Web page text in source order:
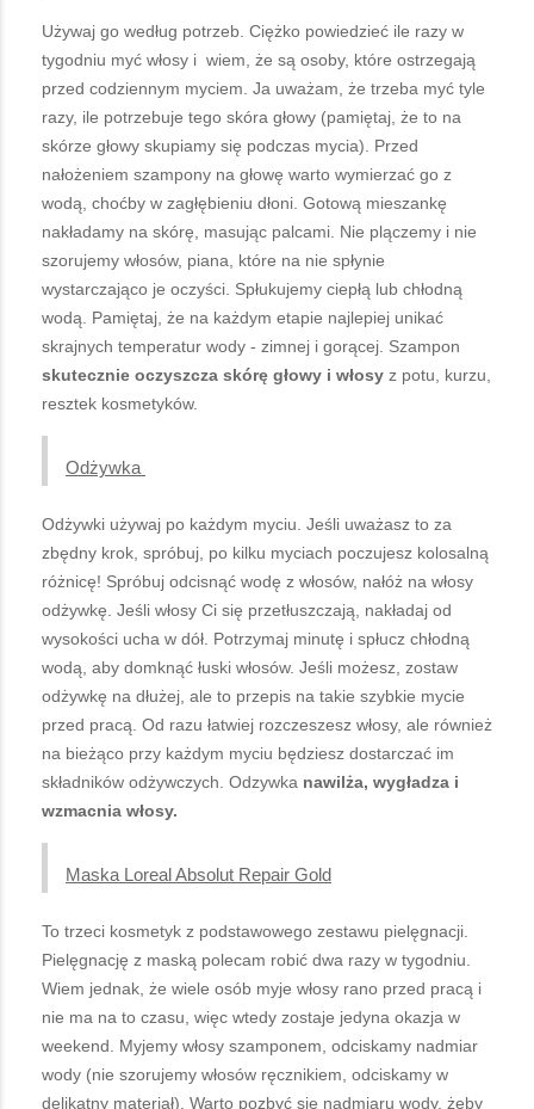
Używaj go według potrzeb. Ciężko powiedzieć ile razy w
tygodniu myć włosy i wiem, że są osoby, które ostrzegają
przed codziennym myciem. Ja uważam, że trzeba myć tyle
razy, ile potrzebuje tego skóra głowy (pamiętaj, że to na
skórze głowy skupiamy się podczas mycia). Przed
nałożeniem szampony na głowę warto wymierzać go z
wodą, choćby w zagłębieniu dłoni. Gotową mieszankę
nakładamy na skórę, masując palcami. Nie plączemy i nie
szorujemy włosów, piana, które na nie spłynie
wystarczająco je oczyści. Spłukujemy ciepłą lub chłodną
wodą. Pamiętaj, że na każdym etapie najlepiej unikać
skrajnych temperatur wody - zimnej i gorącej. Szampon
skutecznie oczyszcza skórę głowy i włosy z potu, kurzu,
resztek kosmetyków.
Odżywka
Odżywki używaj po każdym myciu. Jeśli uważasz to za
zbędny krok, spróbuj, po kilku myciach poczujesz kolosalną
różnicę! Spróbuj odcisnąć wodę z włosów, nałóż na włosy
odżywkę. Jeśli włosy Ci się przetłuszczają, nakładaj od
wysokości ucha w dół. Potrzymaj minutę i spłucz chłodną
wodą, aby domknąć łuski włosów. Jeśli możesz, zostaw
odżywkę na dłużej, ale to przepis na takie szybkie mycie
przed pracą. Od razu łatwiej rozczeszesz włosy, ale również
na bieżąco przy każdym myciu będziesz dostarczać im
składników odżywczych. Odzywka nawilża, wygładza i
wzmacnia włosy.
Maska Loreal Absolut Repair Gold
To trzeci kosmetyk z podstawowego zestawu pielęgnacji.
Pielęgnację z maską polecam robić dwa razy w tygodniu.
Wiem jednak, że wiele osób myje włosy rano przed pracą i
nie ma na to czasu, więc wtedy zostaje jedyna okazja w
weekend. Myjemy włosy szamponem, odciskamy nadmiar
wody (nie szorujemy włosów ręcznikiem, odciskamy w
delikatny materiał). Warto pozbyć się nadmiaru wody, żeby